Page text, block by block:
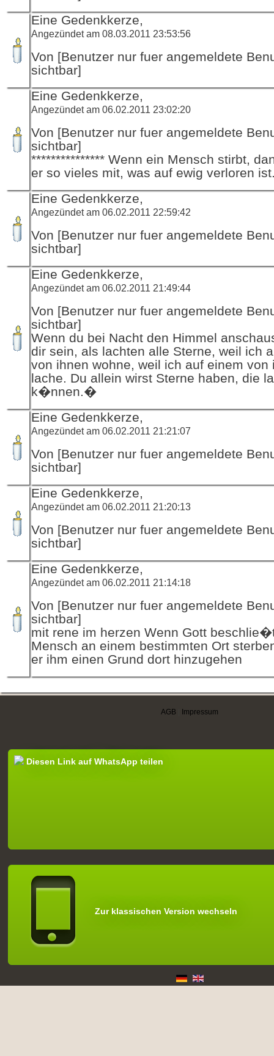
Eine Gedenkkerze,
Angezündet am 08.03.2011 23:53:56
Von [Benutzer nur fuer angemeldete
sichtbar]
Eine Gedenkkerze,
Angezündet am 06.02.2011 23:02:20
Von [Benutzer nur fuer angemeldete
sichtbar]
*************** Wenn ein Mensch stirbt,
er so vieles mit, was auf ewig verloren
Eine Gedenkkerze,
Angezündet am 06.02.2011 22:59:42
Von [Benutzer nur fuer angemeldete
sichtbar]
Eine Gedenkkerze,
Angezündet am 06.02.2011 21:49:44
Von [Benutzer nur fuer angemeldete
sichtbar]
Wenn du bei Nacht den Himmel
dir sein, als lachten alle Sterne, weil ich
von ihnen wohne, weil ich auf einem von
lache. Du allein wirst Sterne haben, die
k�nnen.�
Eine Gedenkkerze,
Angezündet am 06.02.2011 21:21:07
Von [Benutzer nur fuer angemeldete
sichtbar]
Eine Gedenkkerze,
Angezündet am 06.02.2011 21:20:13
Von [Benutzer nur fuer angemeldete
sichtbar]
Eine Gedenkkerze,
Angezündet am 06.02.2011 21:14:18
Von [Benutzer nur fuer angemeldete
sichtbar]
mit rene im herzen Wenn Gott
Mensch an einem bestimmten Ort
er ihm einen Grund dort hinzugehen
AGB Impressum
Diesen Link auf WhatsApp teilen
Zur klassischen Version wechseln